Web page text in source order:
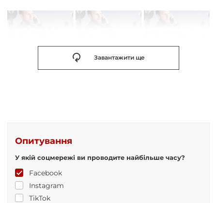
Завантажити ще
Опитування
У якій соцмережі ви проводите найбільше часу?
Facebook
Instagram
TikTok